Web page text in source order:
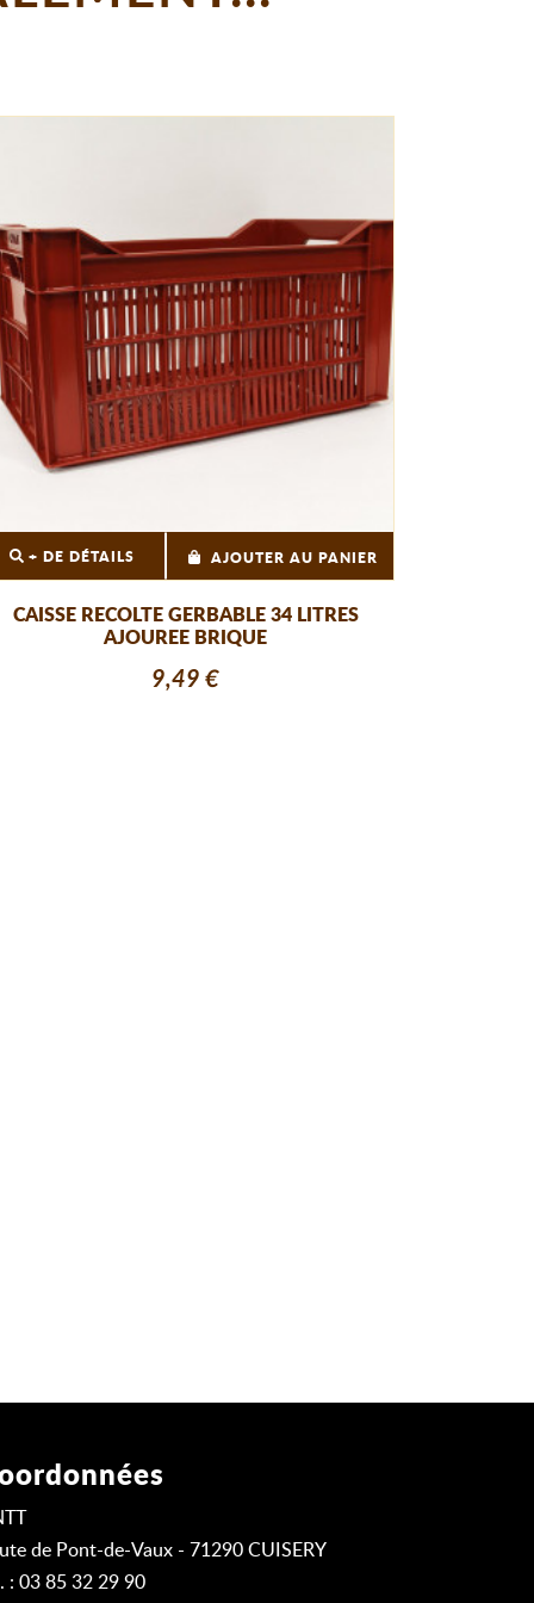
+ DE DÉTAILS AJOUTER AU PANIER
CAISSE RECOLTE GERBABLE 34 LITRES
AJOUREE BRIQUE
9,49 €
de Pont-de-Vaux - 71290 CUISERY
: 03 85 32 29 90